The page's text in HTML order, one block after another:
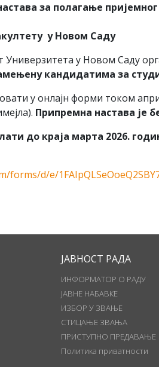
за полагање
у Новом Саду
у Новом Саду
кандидатима за
у онлајн форми током
Припремна настава је
до краја марта 2026.
forms/d/e/
ЈАВНОСТ РАДА
ИНФОРМАТОР О РАДУ
ЈАВНЕ НАБАВКЕ
ИЗБОР У ЗВАЊЕ
СТИЦАЊЕ ЗВАЊА
ПРИСТУПНО ПРЕДАВАЊЕ
Политика приватности